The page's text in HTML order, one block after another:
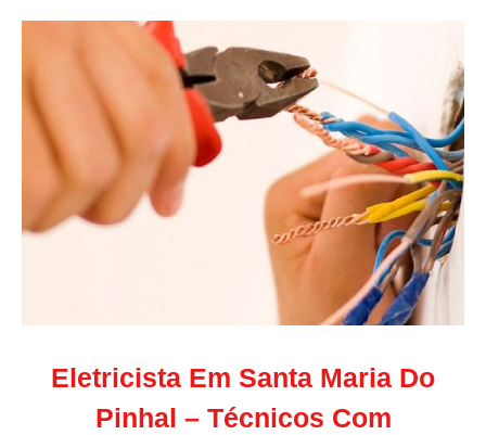
Eletricista Em Santa Maria Do
Pinhal – Técnicos Com